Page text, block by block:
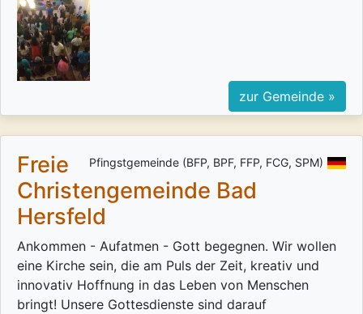
zur Gemeinde »
Pfingstgemeinde (BFP, BPF, FFP, FCG, SPM)
Freie
Christengemeinde Bad
Hersfeld
Ankommen - Aufatmen - Gott begegnen. Wir wollen
eine Kirche sein, die am Puls der Zeit, kreativ und
innovativ Hoffnung in das Leben von Menschen
bringt! Unsere Gottesdienste sind darauf